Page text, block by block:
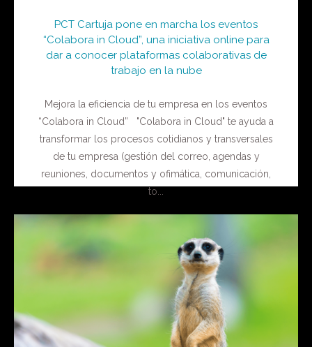
PCT Cartuja pone en marcha los eventos
“Colabora in Cloud”, una iniciativa online para
dar a conocer plataformas colaborativas de
trabajo en la nube
Mejora la eficiencia de tu empresa en los eventos
“Colabora in Cloud” "Colabora in Cloud" te ayuda a
transformar los procesos cotidianos y transversales
de tu empresa (gestión del correo, agendas y
reuniones, documentos y ofimática, comunicación,
to...